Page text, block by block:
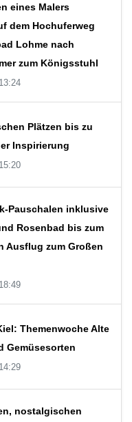
eines Malers
dem Hochuferweg
Lohme nach
zum Königsstuhl
Plätzen bis zu
Inspirierung
Pauschalen inklusive
Rosenbad bis zum
Ausflug zum Großen
Themenwoche Alte
Gemüsesorten
nostalgischen